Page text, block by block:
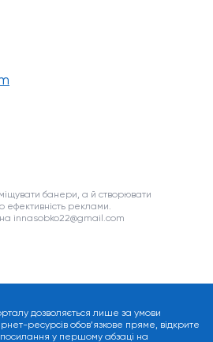
банери, а й створювати
реклами.
innasobko22@gmail.com
дозволяється лише за умови
ресурсів обов’язкове пряме, відкрите
у першому абзаці на